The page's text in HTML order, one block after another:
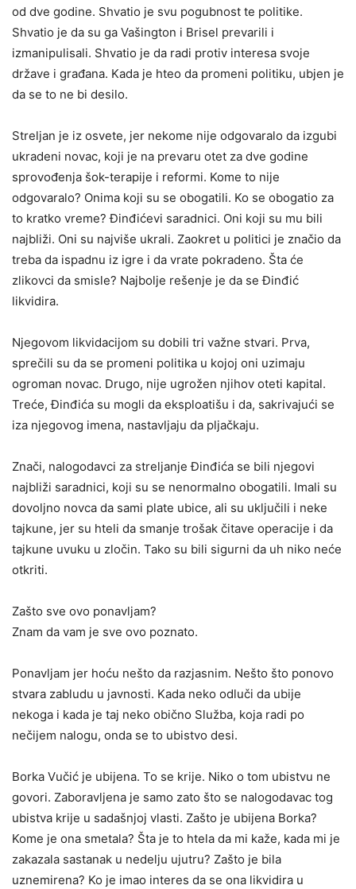
od dve godine. Shvatio je svu pogubnost te politike.
Shvatio je da su ga Vašington i Brisel prevarili i
izmanipulisali. Shvatio je da radi protiv interesa svoje
države i građana. Kada je hteo da promeni politiku, ubjen je
da se to ne bi desilo.
Streljan je iz osvete, jer nekome nije odgovaralo da izgubi
ukradeni novac, koji je na prevaru otet za dve godine
sprovođenja šok-terapije i reformi. Kome to nije
odgovaralo? Onima koji su se obogatili. Ko se obogatio za
to kratko vreme? Đinđićevi saradnici. Oni koji su mu bili
najbliži. Oni su najviše ukrali. Zaokret u politici je značio da
treba da ispadnu iz igre i da vrate pokradeno. Šta će
zlikovci da smisle? Najbolje rešenje je da se Đinđić
likvidira.
Njegovom likvidacijom su dobili tri važne stvari. Prva,
sprečili su da se promeni politika u kojoj oni uzimaju
ogroman novac. Drugo, nije ugrožen njihov oteti kapital.
Treće, Đinđića su mogli da eksploatišu i da, sakrivajući se
iza njegovog imena, nastavljaju da pljačkaju.
Znači, nalogodavci za streljanje Đinđića se bili njegovi
najbliži saradnici, koji su se nenormalno obogatili. Imali su
dovoljno novca da sami plate ubice, ali su uključili i neke
tajkune, jer su hteli da smanje trošak čitave operacije i da
tajkune uvuku u zločin. Tako su bili sigurni da uh niko neće
otkriti.
Zašto sve ovo ponavljam?
Znam da vam je sve ovo poznato.
Ponavljam jer hoću nešto da razjasnim. Nešto što ponovo
stvara zabludu u javnosti. Kada neko odluči da ubije
nekoga i kada je taj neko obično Služba, koja radi po
nečijem nalogu, onda se to ubistvo desi.
Borka Vučić je ubijena. To se krije. Niko o tom ubistvu ne
govori. Zaboravljena je samo zato što se nalogodavac tog
ubistva krije u sadašnjoj vlasti. Zašto je ubijena Borka?
Kome je ona smetala? Šta je to htela da mi kaže, kada mi je
zakazala sastanak u nedelju ujutru? Zašto je bila
uznemirena? Ko je imao interes da se ona likvidira u